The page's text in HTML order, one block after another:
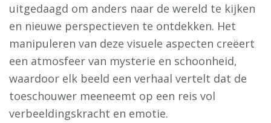
uitgedaagd om anders naar de wereld te kijken
en nieuwe perspectieven te ontdekken. Het
manipuleren van deze visuele aspecten creëert
een atmosfeer van mysterie en schoonheid,
waardoor elk beeld een verhaal vertelt dat de
toeschouwer meeneemt op een reis vol
verbeeldingskracht en emotie.